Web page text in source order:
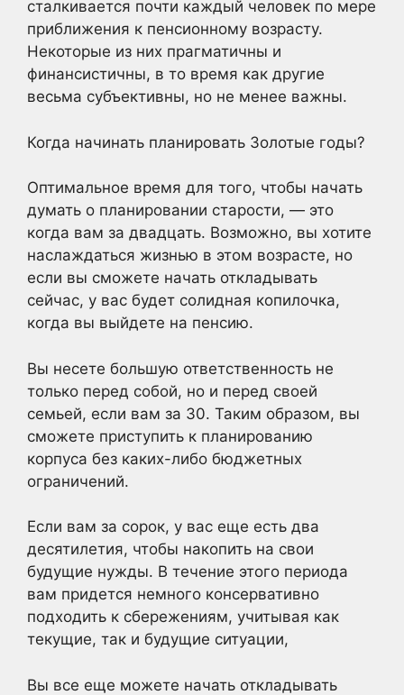
сталкивается почти каждый человек по мере
приближения к пенсионному возрасту.
Некоторые из них прагматичны и
финансистичны, в то время как другие
весьма субъективны, но не менее важны.
Когда начинать планировать Золотые годы?
Оптимальное время для того, чтобы начать
думать о планировании старости, — это
когда вам за двадцать. Возможно, вы хотите
наслаждаться жизнью в этом возрасте, но
если вы сможете начать откладывать
сейчас, у вас будет солидная копилочка,
когда вы выйдете на пенсию.
Вы несете большую ответственность не
только перед собой, но и перед своей
семьей, если вам за 30. Таким образом, вы
сможете приступить к планированию
корпуса без каких-либо бюджетных
ограничений.
Если вам за сорок, у вас еще есть два
десятилетия, чтобы накопить на свои
будущие нужды. В течение этого периода
вам придется немного консервативно
подходить к сбережениям, учитывая как
текущие, так и будущие ситуации,
Вы все еще можете начать откладывать